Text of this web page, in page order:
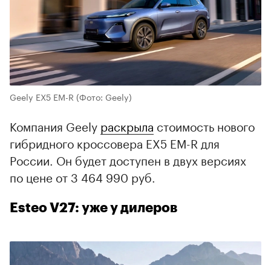
Geely EX5 EM-R (Фото: Geely)
Компания Geely раскрыла стоимость нового
гибридного кроссовера EX5 EM-R для
России. Он будет доступен в двух версиях
по цене от 3 464 990 руб.
Esteo V27: уже у дилеров